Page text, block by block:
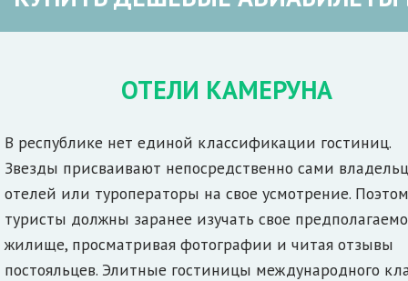
ОТЕЛИ КАМЕРУНА
В республике нет единой классификации гостиниц.
Звезды присваивают непосредственно сами
отелей или туроператоры на свое усмотрение.
туристы должны заранее изучать свое
жилище, просматривая фотографии и читая отзывы
постояльцев. Элитные гостиницы международного